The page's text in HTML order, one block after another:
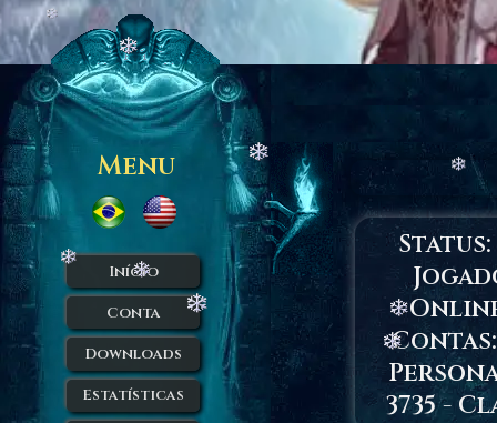
Menu
Início
Conta
Downloads
Estatísticas
Status:
Contas:
3735 -